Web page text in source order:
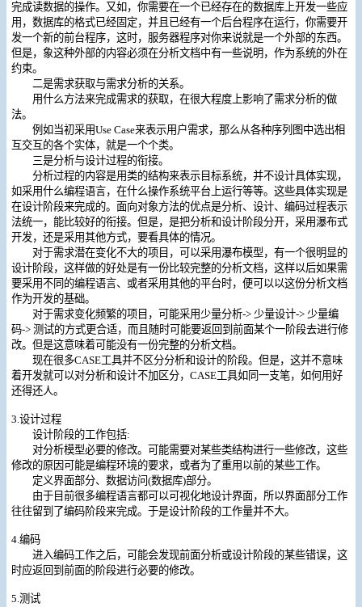
完成读数据的操作。又如，你需要在一个已经存在的数据库上开发一些应
用，数据库的格式已经固定，并且已经有一个后台程序在运行，你需要开
发一个新的前台程序，这时，服务器程序对你来说就是一个外部的东西。
但是，象这种外部的内容必须在分析文档中有一些说明，作为系统的外在
约束。
二是需求获取与需求分析的关系。
用什么方法来完成需求的获取，在很大程度上影响了需求分析的做
法。
例如当初采用Use Case来表示用户需求，那么从各种序列图中选出相
互交互的各个实体，就是一个个类。
三是分析与设计过程的衔接。
分析过程的内容是用类的结构来表示目标系统，并不设计具体实现，
如采用什么编程语言，在什么操作系统平台上运行等等。这些具体实现是
在设计阶段来完成的。面向对象方法的优点是分析、设计、编码过程表示
法统一，能比较好的衔接。但是，是把分析和设计阶段分开，采用瀑布式
开发，还是采用其他方式，要看具体的情况。
对于需求潜在变化不大的项目，可以采用瀑布模型，有一个很明显的
设计阶段，这样做的好处是有一份比较完整的分析文档，这样以后如果需
要采用不同的编程语言、或者采用其他的平台时，便可以以这份分析文档
作为开发的基础。
对于需求变化频繁的项目，可能采用少量分析-> 少量设计-> 少量编
码-> 测试的方式更合适，而且随时可能要返回到前面某个一阶段去进行修
改。但是这意味着可能没有一份完整的分析文档。
现在很多CASE工具并不区分分析和设计的阶段。但是，这并不意味
着开发就可以对分析和设计不加区分，CASE工具如同一支笔，如何用好
还得还人。
3.设计过程
设计阶段的工作包括:
对分析模型必要的修改。可能需要对某些类结构进行一些修改，这些
修改的原因可能是编程环境的要求，或者为了重用以前的某些工作。
定义界面部分、数据访问(数据库)部分。
由于目前很多编程语言都可以可视化地设计界面，所以界面部分工作
往往留到了编码阶段来完成。于是设计阶段的工作量并不大。
4.编码
进入编码工作之后，可能会发现前面分析或设计阶段的某些错误，这
时应返回到前面的阶段进行必要的修改。
5.测试